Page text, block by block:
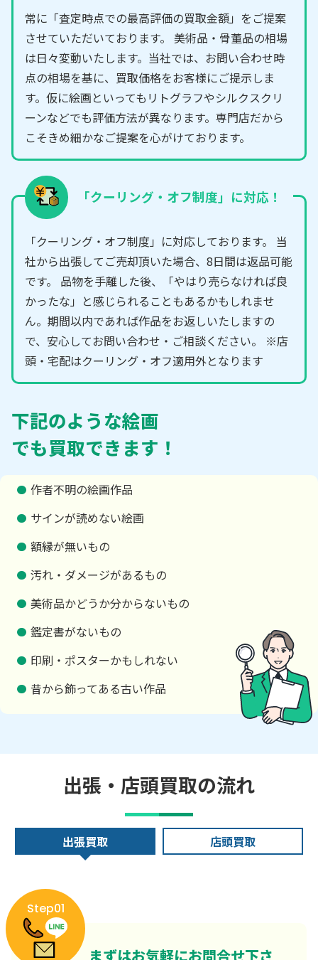
常に「査定時点での最高評価の買取金額」をご提案
させていただいております。 美術品・骨董品の相場
は日々変動いたします。当社では、お問い合わせ時
点の相場を基に、買取価格をお客様にご提示しま
す。仮に絵画といってもリトグラフやシルクスクリ
ーンなどでも評価方法が異なります。専門店だから
こそきめ細かなご提案を心がけております。
「クーリング・オフ制度」に対応！
「クーリング・オフ制度」に対応しております。 当
社から出張してご売却頂いた場合、8日間は返品可能
です。 品物を手離した後、「やはり売らなければ良
かったな」と感じられることもあるかもしれませ
ん。期間以内であれば作品をお返しいたしますの
で、安心してお問い合わせ・ご相談ください。 ※店
頭・宅配はクーリング・オフ適用外となります
下記のような絵画
でも買取できます！
作者不明の絵画作品
サインが読めない絵画
額縁が無いもの
汚れ・ダメージがあるもの
美術品かどうか分からないもの
鑑定書がないもの
印刷・ポスターかもしれない
昔から飾ってある古い作品
出張・店頭買取の流れ
出張買取 店頭買取
Step01
まずはお気軽にお問合せ下さ